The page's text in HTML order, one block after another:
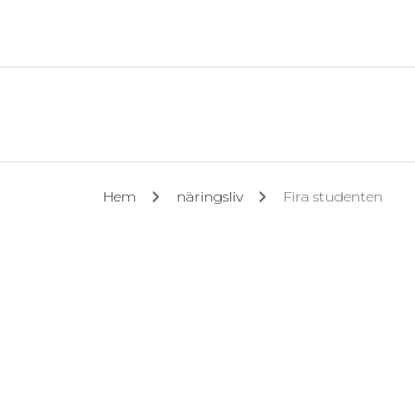
Hem näringsliv Fira studenten